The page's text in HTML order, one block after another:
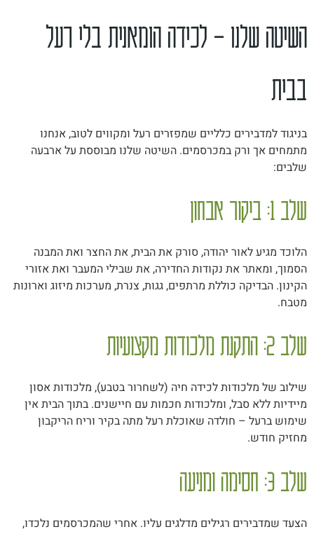
השיטה שלנו – לכידה הומאנית בלי רעל
בבית
בניגוד למדבירים כלליים שמפזרים רעל ומקווים לטוב, אנחנו
מתמחים אך ורק במכרסמים. השיטה שלנו מבוססת על ארבעה
שלבים:
שלב 1: ביקור אבחון
הלוכד מגיע לאור יהודה, סורק את הבית, את החצר ואת המבנה
הסמוך, ומאתר את נקודות החדירה, את שבילי המעבר ואת אזורי
הקינון. הבדיקה כוללת מרתפים, גגות, צנרת, מערכות מיזוג וארונות
מטבח.
שלב 2: התקנת מלכודות מקצועיות
שילוב של מלכודות לכידה חיה (לשחרור בטבע), מלכודות אסון
מיידיות ללא סבל, ומלכודות חכמות עם חיישנים. בתוך הבית אין
שימוש ברעל – חולדה שאוכלת רעל מתה בקיר וריח הריקבון
מחזיק חודש.
שלב 3: חסימה ומניעה
הצעד שמדבירים רגילים מדלגים עליו. אחרי שהמכרסמים נלכדו,